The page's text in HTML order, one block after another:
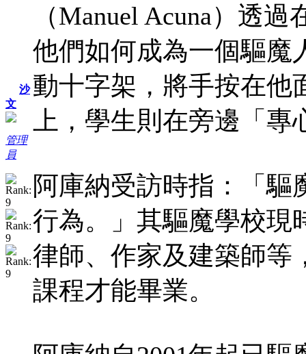
沙
文
管理
員
（Manuel Acuna）透
他們如何成為一個驅魔
動十字架，將手按在他
上，學生則在旁邊「專
阿庫納受訪時指：「驅
行為。」其驅魔學校現
律師、作家及建築師等
課程才能畢業。